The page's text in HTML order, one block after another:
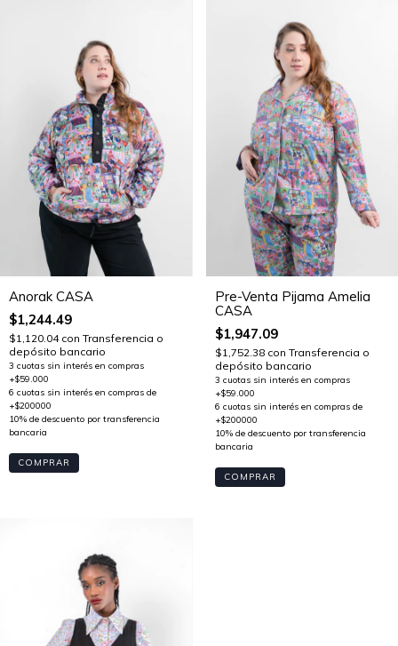
Anorak CASA
$1,244.49
$1,120.04 con Transferencia o
depósito bancario
COMPRAR
Pre-Venta Pijama Amelia
CASA
$1,947.09
$1,752.38 con Transferencia o
depósito bancario
COMPRAR